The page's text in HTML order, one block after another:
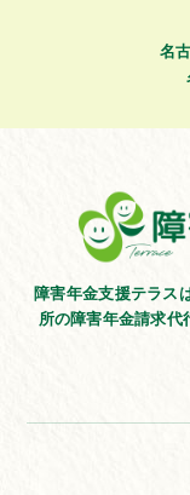
名
障害年金支援テラス
所の障害年金請求代